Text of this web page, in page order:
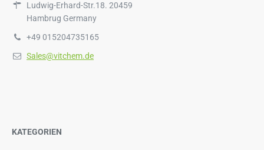
Ludwig-Erhard-Str.18. 20459
Hambrug Germany
+49 015204735165
Sales@vitchem.de
KATEGORIEN